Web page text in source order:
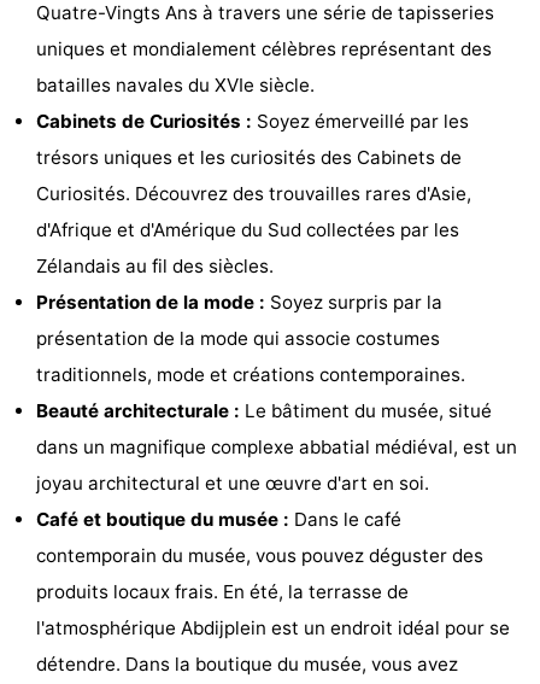
vélo
Équitation
Terrains
de
golf
Peche
Sportive
-
Equitation
Conduite
de
l'anneau
Boire
manger
Événements
Pratiques
Route
Ferry
Stationnement
Médicales
Région
Quatre-Vingts Ans à travers une série de tapisseries
uniques et mondialement célèbres représentant des
batailles navales du XVIe siècle.
Cabinets de Curiosités : Soyez émerveillé par les
trésors uniques et les curiosités des Cabinets de
Curiosités. Découvrez des trouvailles rares d'Asie,
d'Afrique et d'Amérique du Sud collectées par les
Zélandais au fil des siècles.
Présentation de la mode : Soyez surpris par la
présentation de la mode qui associe costumes
traditionnels, mode et créations contemporaines.
Beauté architecturale : Le bâtiment du musée, situé
dans un magnifique complexe abbatial médiéval, est un
joyau architectural et une œuvre d'art en soi.
Café et boutique du musée : Dans le café
contemporain du musée, vous pouvez déguster des
produits locaux frais. En été, la terrasse de
l'atmosphérique Abdijplein est un endroit idéal pour se
détendre. Dans la boutique du musée, vous avez